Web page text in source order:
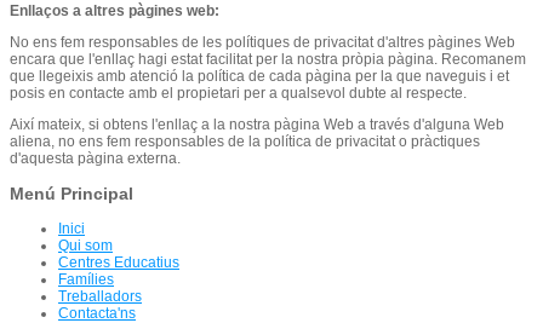
Enllaços a altres pàgines web:
No ens fem responsables de les polítiques de privacitat d'altres pàgines Web
encara que l'enllaç hagi estat facilitat per la nostra pròpia pàgina. Recomanem
que llegeixis amb atenció la política de cada pàgina per la que naveguis i et
posis en contacte amb el propietari per a qualsevol dubte al respecte.
Així mateix, si obtens l'enllaç a la nostra pàgina Web a través d'alguna Web
aliena, no ens fem responsables de la política de privacitat o pràctiques
d'aquesta pàgina externa.
Menú Principal
Inici
Qui som
Centres Educatius
Famílies
Treballadors
Contacta'ns